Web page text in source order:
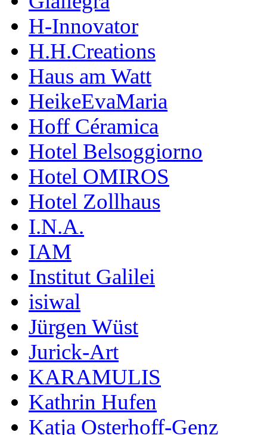
H-Innovator
H.H.Creations
Haus am Watt
HeikeEvaMaria
Hoff Céramica
Hotel Belsoggiorno
Hotel OMIROS
Hotel Zollhaus
I.N.A.
IAM
Institut Galilei
isiwal
Jürgen Wüst
Jurick-Art
KARAMULIS
Kathrin Hufen
Katja Osterhoff-Genz